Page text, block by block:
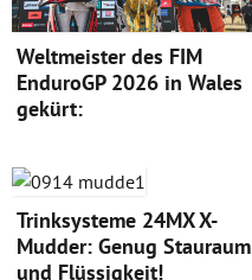
Weltmeister des FIM
EnduroGP 2026 in Wales
gekürt:
Trinksysteme 24MX X-
Mudder: Genug Stauraum
und Flüssigkeit!